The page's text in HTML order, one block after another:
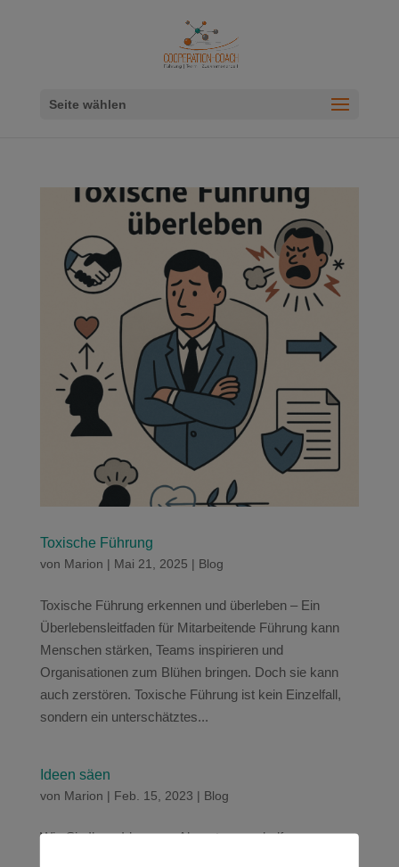
Seite wählen
Toxische Führung
von Marion | Mai 21, 2025 | Blog
Toxische Führung erkennen und überleben – Ein
Überlebensleitfaden für Mitarbeitende Führung kann
Menschen stärken, Teams inspirieren und
Organisationen zum Blühen bringen. Doch sie kann
auch zerstören. Toxische Führung ist kein Einzelfall,
sondern ein unterschätztes...
Ideen säen
von Marion | Feb. 15, 2023 | Blog
Wie Sie Ihren Ideen zur Akzeptanz verhelfen